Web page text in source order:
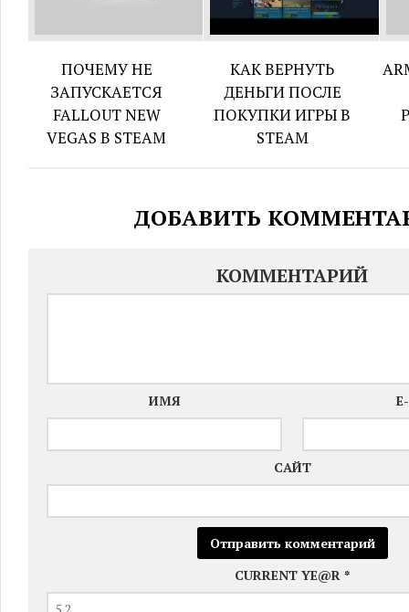
ПОЧЕМУ НЕ
ЗАПУСКАЕТСЯ
FALLOUT NEW
VEGAS В STEAM
КАК ВЕРНУТЬ
ДЕНЬГИ ПОСЛЕ
ПОКУПКИ ИГРЫ В
STEAM
ДОБАВИТЬ
КОММЕНТАРИЙ
ИМЯ
САЙТ
CURRENT YE@R *